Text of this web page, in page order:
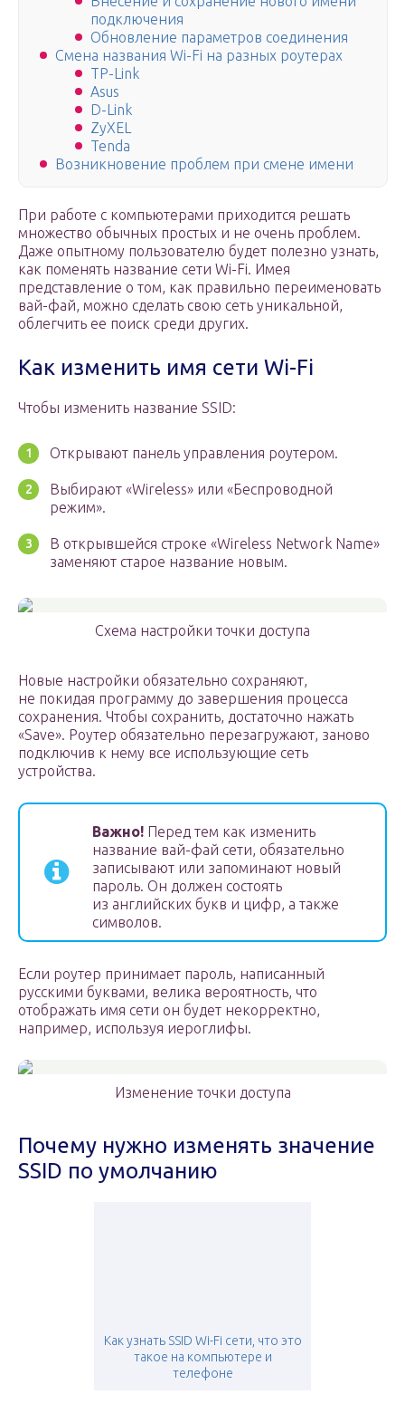
подключения
Обновление параметров соединения
Смена названия Wi-Fi на разных роутерах
TP-Link
Asus
D-Link
ZyXEL
Tenda
Возникновение проблем при смене имени
При работе с компьютерами приходится решать
множество обычных простых и не очень проблем.
Даже опытному пользователю будет полезно узнать,
как поменять название сети Wi-Fi. Имея
представление о том, как правильно переименовать
вай-фай, можно сделать свою сеть уникальной,
облегчить ее поиск среди других.
Как изменить имя сети Wi-Fi
Чтобы изменить название SSID:
Открывают панель управления роутером.
Выбирают «Wireless» или «Беспроводной
режим».
В открывшейся строке «Wireless Network Name»
заменяют старое название новым.
Схема настройки точки доступа
Новые настройки обязательно сохраняют,
не покидая программу до завершения процесса
сохранения. Чтобы сохранить, достаточно нажать
«Save». Роутер обязательно перезагружают, заново
подключив к нему все использующие сеть
устройства.
Важно! Перед тем как изменить
название вай-фай сети, обязательно
записывают или запоминают новый
пароль. Он должен состоять
из английских букв и цифр, а также
символов.
Если роутер принимает пароль, написанный
русскими буквами, велика вероятность, что
отображать имя сети он будет некорректно,
например, используя иероглифы.
Изменение точки доступа
Почему нужно изменять значение
SSID по умолчанию
Как узнать SSID Wi-Fi сети, что это
такое на компьютере и
телефоне